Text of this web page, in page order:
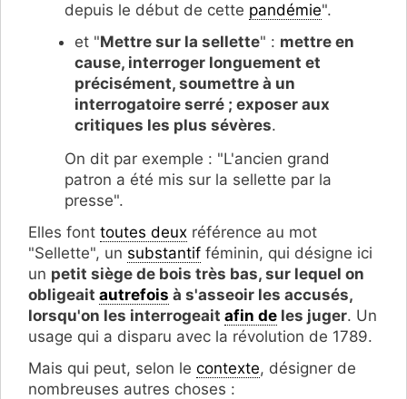
depuis le début de cette pandémie".
et "Mettre sur la sellette" : mettre en
cause, interroger longuement et
précisément, soumettre à un
interrogatoire serré ; exposer aux
critiques les plus sévères.
On dit par exemple : "L'ancien grand
patron a été mis sur la sellette par la
presse".
Elles font toutes deux référence au mot
"Sellette", un substantif féminin, qui désigne ici
un petit siège de bois très bas, sur lequel on
obligeait autrefois à s'asseoir les accusés,
lorsqu'on les interrogeait afin de les juger. Un
usage qui a disparu avec la révolution de 1789.
Mais qui peut, selon le contexte, désigner de
nombreuses autres choses :